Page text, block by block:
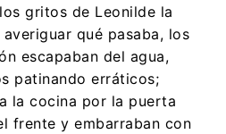
gritos de Leonilde la
qué pasaba, los
escapaban del agua,
patinando erráticos;
la cocina por la puerta
frente y embarraban con